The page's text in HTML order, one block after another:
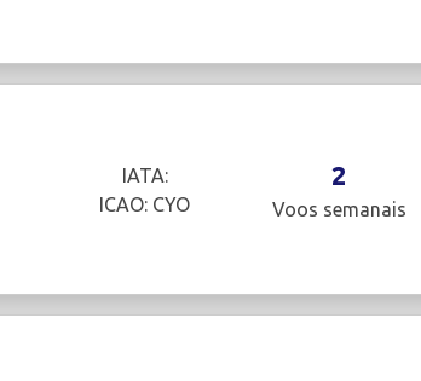
IATA:
ICAO: CYO
2
Voos semanais